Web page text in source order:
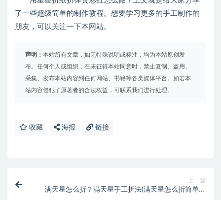
了一些超级简单的制作教程。想要学习更多的手工制作的
朋友，可以关注一下本网站。
声明： 本站所有文章，如无特殊说明或标注，均为本站原创发
布。任何个人或组织，在未征得本站同意时，禁止复制、盗用、
采集、发布本站内容到任何网站、书籍等各类媒体平台。如若本
站内容侵犯了原著者的合法权益，可联系我们进行处理。
收藏 海报 链接
上一篇
满天星怎么折？满天星手工折法(满天星怎么折简单好